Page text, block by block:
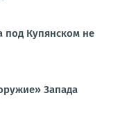
под Купянском не
Запада